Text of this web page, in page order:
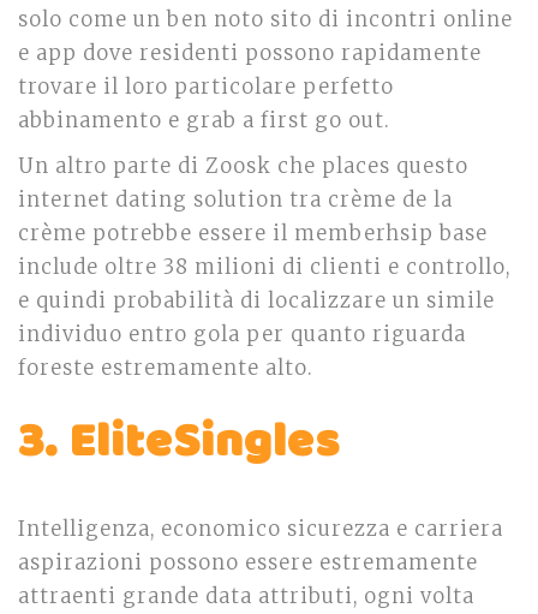
solo come un ben noto sito di incontri online
e app dove residenti possono rapidamente
trovare il loro particolare perfetto
abbinamento e grab a first go out.
Un altro parte di Zoosk che places questo
internet dating solution tra crème de la
crème potrebbe essere il memberhsip base
include oltre 38 milioni di clienti e controllo,
e quindi probabilità di localizzare un simile
individuo entro gola per quanto riguarda
foreste estremamente alto.
3. EliteSingles
Intelligenza, economico sicurezza e carriera
aspirazioni possono essere estremamente
attraenti grande data attributi, ogni volta